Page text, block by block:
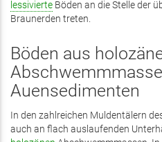
lessivierte Böden an die Stelle der
Braunerden treten.
Böden aus
Auensedimenten
In den zahlreichen Muldentälern
auch an flach auslaufenden